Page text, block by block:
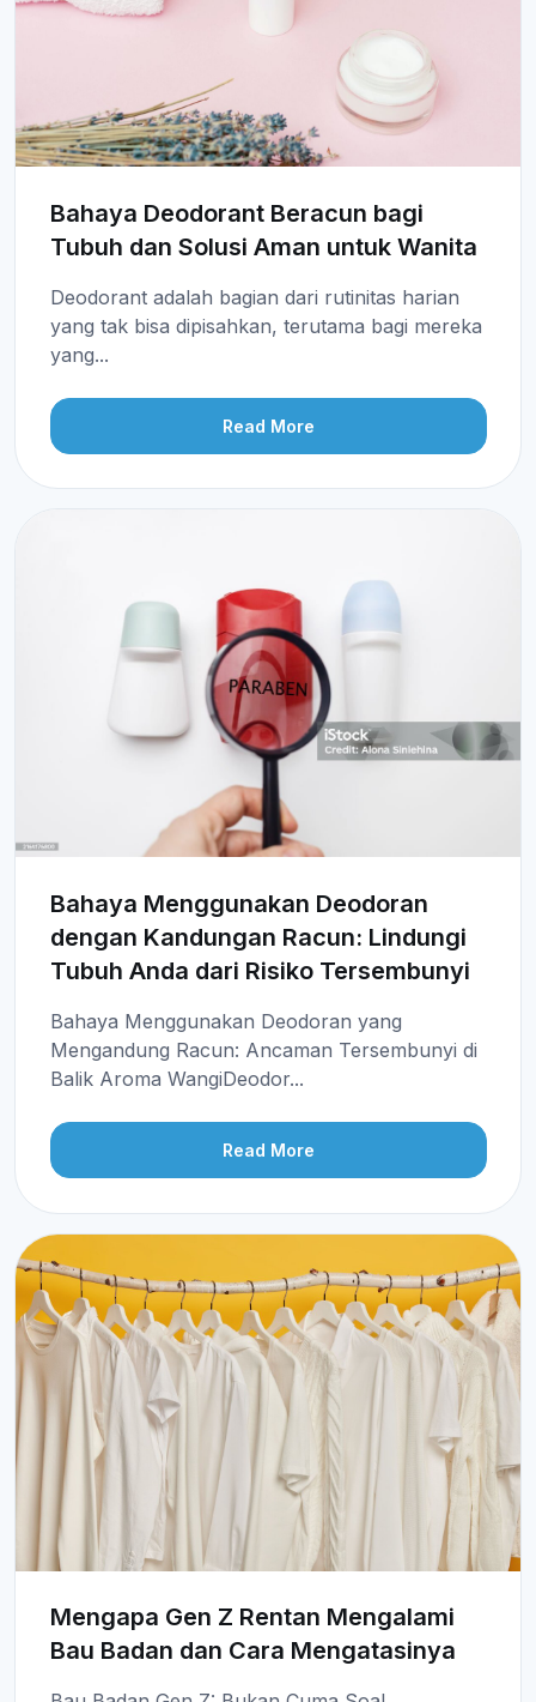
Bahaya Deodorant Beracun bagi
Tubuh dan Solusi Aman untuk Wanita
Deodorant adalah bagian dari rutinitas harian
yang tak bisa dipisahkan, terutama bagi mereka
yang...
Read More
Bahaya Menggunakan Deodoran
dengan Kandungan Racun: Lindungi
Tubuh Anda dari Risiko Tersembunyi
Bahaya Menggunakan Deodoran yang
Mengandung Racun: Ancaman Tersembunyi di
Balik Aroma WangiDeodor...
Read More
Mengapa Gen Z Rentan Mengalami
Bau Badan dan Cara Mengatasinya